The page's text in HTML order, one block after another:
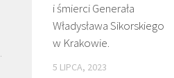
i śmierci Generała
Władysława Sikorskiego
w Krakowie.
5 LIPCA, 2023